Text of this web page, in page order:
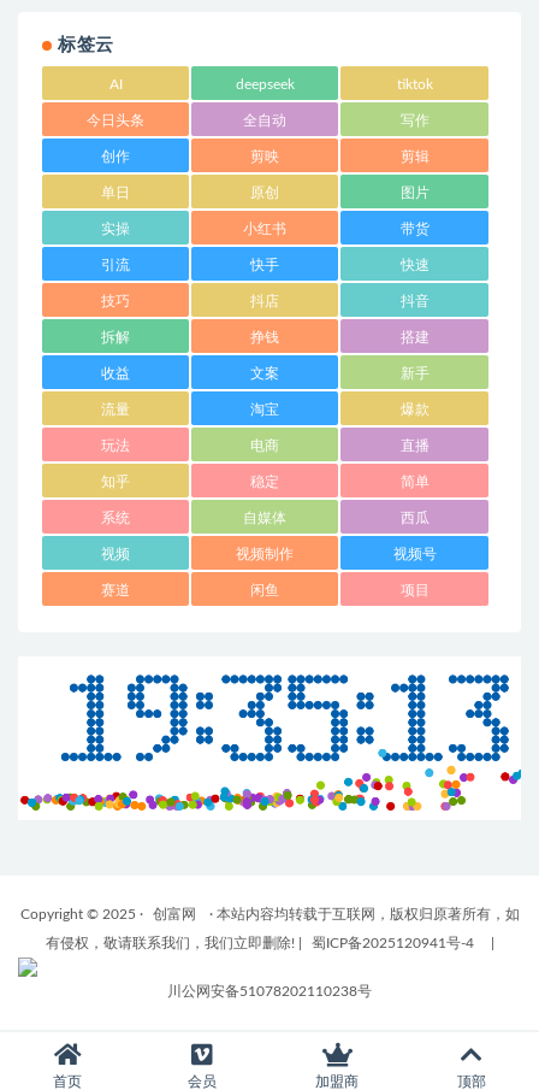
标签云
AI deepseek tiktok
今日头条 全自动 写作
创作 剪映 剪辑
单日 原创 图片
实操 小红书 带货
引流 快手 快速
技巧 抖店 抖音
拆解 挣钱 搭建
收益 文案 新手
流量 淘宝 爆款
玩法 电商 直播
知乎 稳定 简单
系统 自媒体 西瓜
视频 视频制作 视频号
赛道 闲鱼 项目
Copyright © 2025 · 创富网
· 本站内容均转载于互联网，版权归原著所有，如
有侵权，敬请联系我们，我们立即删除!
蜀ICP备2025120941号-4
川公网安备51078202110238号
首页 会员 加盟商 顶部